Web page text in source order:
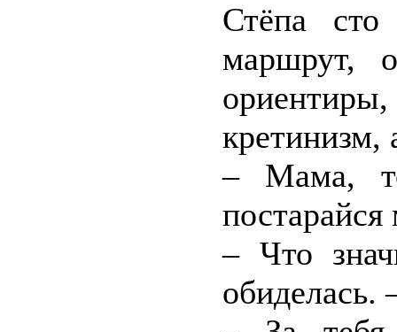
Стёпа сто
маршрут,
кретинизм,
– Мама,
– Что
обиделась.